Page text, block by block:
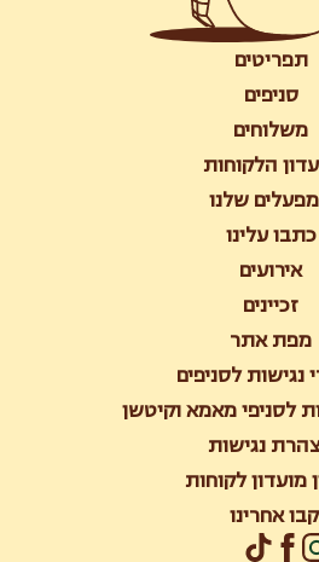
תפריטים
סניפים
משלוחים
הלקוחות
שלנו
כתבו עלינו
אירועים
זכיינים
מפת אתר
נגישות לסניפים
לסניפי מאמא וקיטשן
נגישות
מועדון לקוחות
אחרינו